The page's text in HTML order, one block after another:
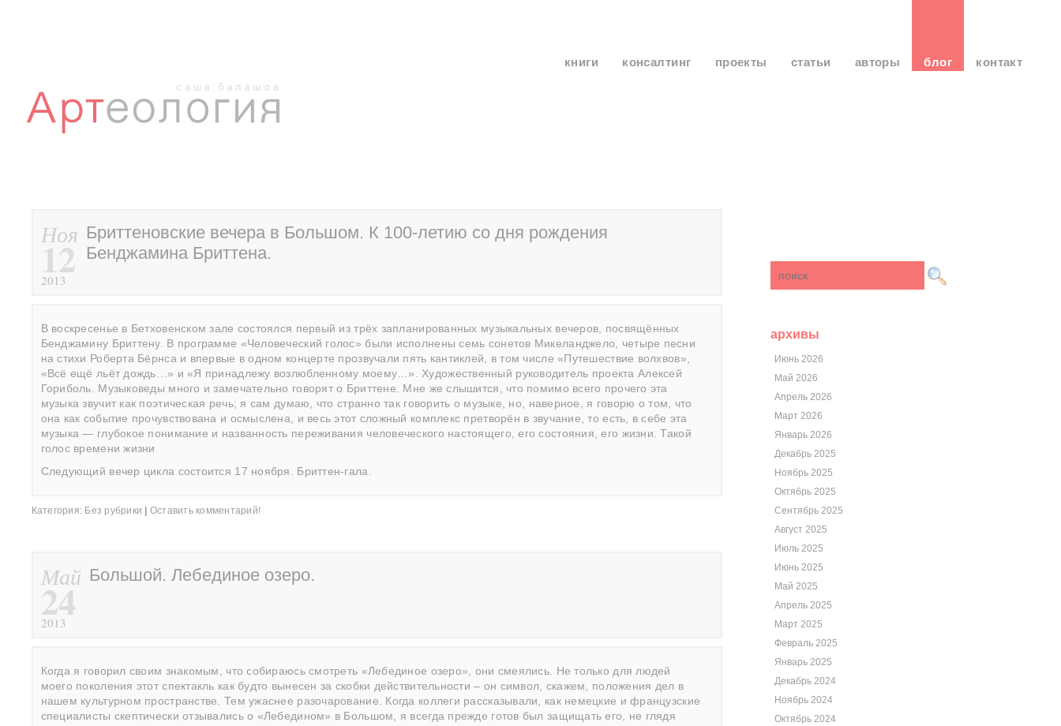
книги консалтинг проекты статьи авторы блог контакт
Ноя
12
2013
Бриттеновские вечера в Большом. К 100-летию со дня рождения
Бенджамина Бриттена.
В воскресенье в Бетховенском зале состоялся первый из трёх запланированных музыкальных вечеров, посвящённых
Бенджамину Бриттену. В программе «Человеческий голос» были исполнены семь сонетов Микеланджело, четыре песни
на стихи Роберта Бёрнса и впервые в одном концерте прозвучали пять кантиклей, в том числе «Путешествие волхвов»,
«Всё ещё льёт дождь…» и «Я принадлежу возлюбленному моему…». Художественный руководитель проекта Алексей
Гориболь. Музыковеды много и замечательно говорят о Бриттене. Мне же слышится, что помимо всего прочего эта
музыка звучит как поэтическая речь; я сам думаю, что странно так говорить о музыке, но, наверное, я говорю о том, что
она как событие прочувствована и осмыслена, и весь этот сложный комплекс претворён в звучание, то есть, в себе эта
музыка — глубокое понимание и названность переживания человеческого настоящего, его состояния, его жизни. Такой
голос времени жизни
Следующий вечер цикла состоится 17 ноября. Бриттен-гала.
Категория: Без рубрики Оставить комментарий!
Май
24
2013
Большой. Лебединое озеро.
Когда я говорил своим знакомым, что собираюсь смотреть «Лебединое озеро», они смеялись. Не только для людей
моего поколения этот спектакль как будто вынесен за скобки действительности – он символ, скажем, положения дел в
нашем культурном пространстве. Тем ужаснее разочарование. Когда коллеги рассказывали, как немецкие и французские
специалисты скептически отзывались о «Лебедином» в Большом, я всегда прежде готов был защищать его, не глядя
архивы
Июнь 2026
Май 2026
Апрель 2026
Март 2026
Январь 2026
Декабрь 2025
Ноябрь 2025
Октябрь 2025
Сентябрь 2025
Август 2025
Июль 2025
Июнь 2025
Май 2025
Апрель 2025
Март 2025
Февраль 2025
Январь 2025
Декабрь 2024
Ноябрь 2024
Октябрь 2024